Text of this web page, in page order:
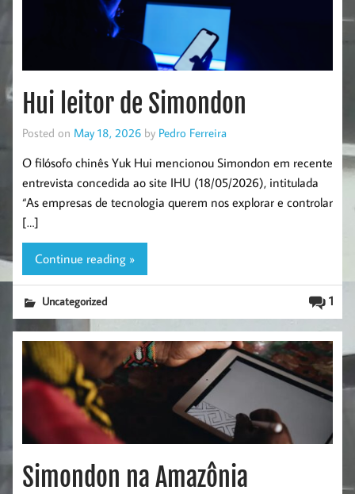
Hui leitor de Simondon
Posted on May 18, 2026 by Pedro Ferreira
O filósofo chinês Yuk Hui mencionou Simondon em recente
entrevista concedida ao site IHU (18/05/2026), intitulada
“As empresas de tecnologia querem nos explorar e controlar
[…]
Continue reading »
1
Uncategorized
Simondon na Amazônia